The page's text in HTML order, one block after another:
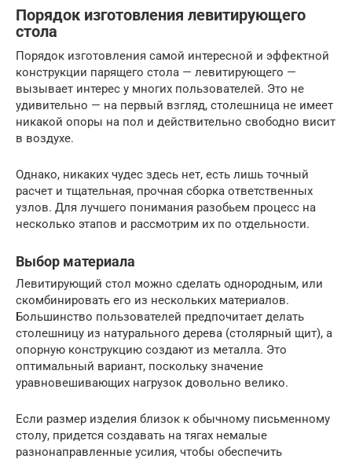
Порядок изготовления левитирующего
стола
Порядок изготовления самой интересной и эффектной
конструкции парящего стола — левитирующего —
вызывает интерес у многих пользователей. Это не
удивительно — на первый взгляд, столешница не имеет
никакой опоры на пол и действительно свободно висит
в воздухе.
Однако, никаких чудес здесь нет, есть лишь точный
расчет и тщательная, прочная сборка ответственных
узлов. Для лучшего понимания разобьем процесс на
несколько этапов и рассмотрим их по отдельности.
Выбор материала
Левитирующий стол можно сделать однородным, или
скомбинировать его из нескольких материалов.
Большинство пользователей предпочитает делать
столешницу из натурального дерева (столярный щит), а
опорную конструкцию создают из металла. Это
оптимальный вариант, поскольку значение
уравновешивающих нагрузок довольно велико.
Если размер изделия близок к обычному письменному
столу, придется создавать на тягах немалые
разнонаправленные усилия, чтобы обеспечить